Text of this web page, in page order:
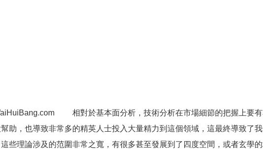
相對於基本面分析，技術分析在市場細節的把握上要有
助，也導致非常多的精英人士投入大量精力到這個領域，這最終導致了
些理論涉及的范圍非常之寬，有很多甚至發展到了四度空間，或者玄學